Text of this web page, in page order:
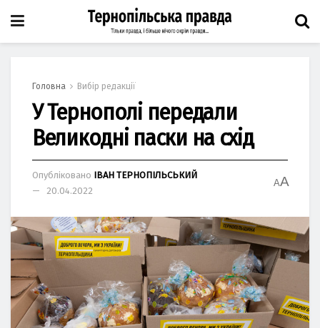
Головна Вибір редакції
У Тернополі передали
Великодні паски на схід
Опубліковано ІВАН ТЕРНОПІЛЬСЬКИЙ
20.04.2022
AA